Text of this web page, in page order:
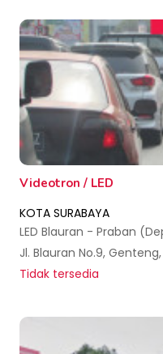
Videotron / LED
KOTA SURABAYA
LED Blauran - Praban
Tidak tersedia